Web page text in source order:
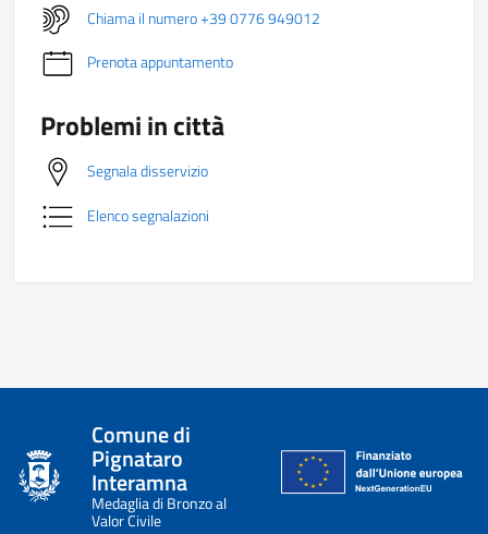
Chiama il numero +39 0776 949012
Prenota appuntamento
Problemi in città
Segnala disservizio
Elenco segnalazioni
Comune di
Pignataro
Interamna
Medaglia di Bronzo al
Valor Civile